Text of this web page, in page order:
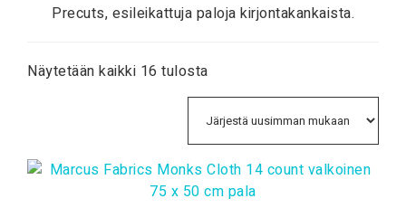
Precuts, esileikattuja paloja kirjontakankaista.
Näytetään kaikki 16 tulosta